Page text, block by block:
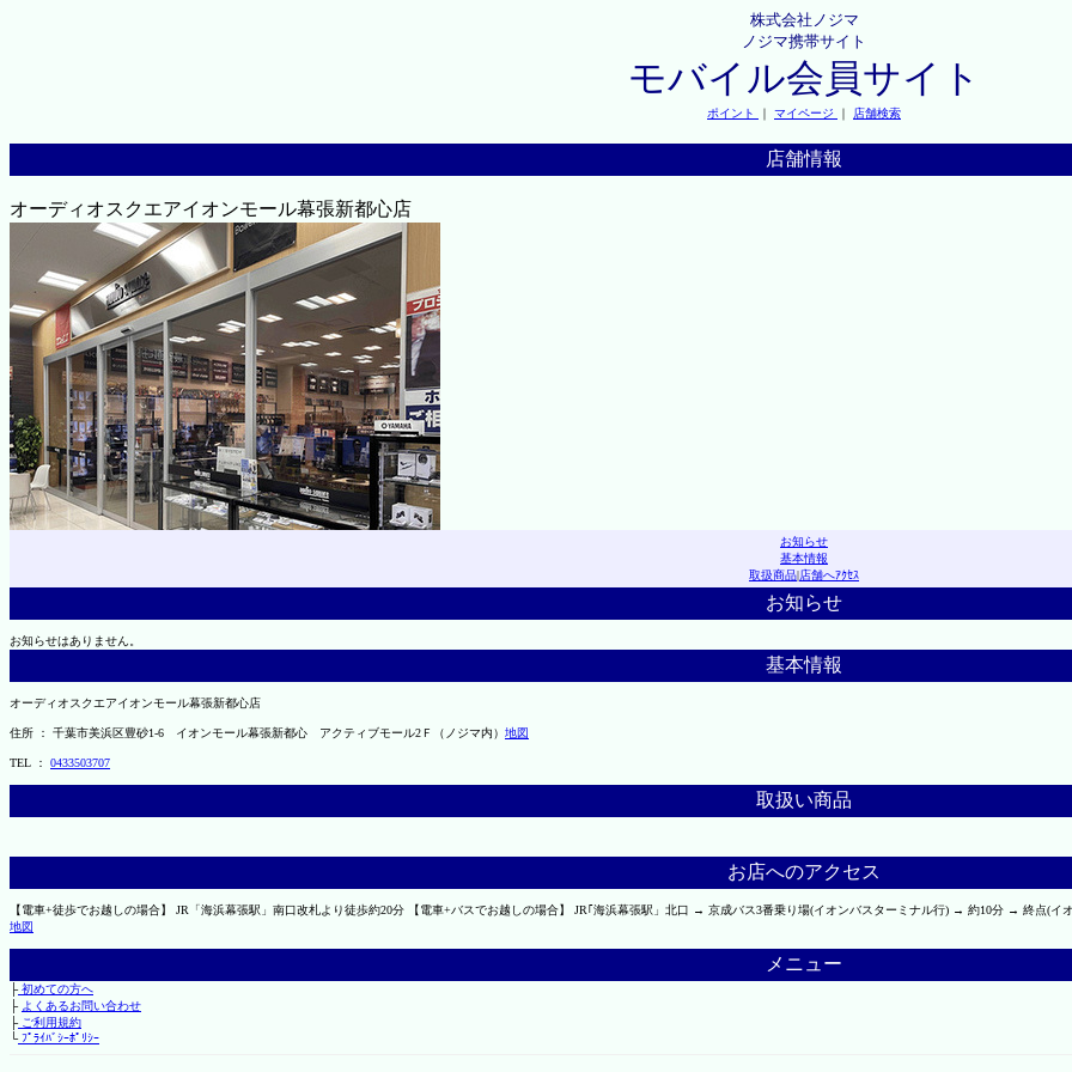
株式会社ノジマ
ノジマ携帯サイト
モバイル会員サイト
ポイント ｜ マイページ ｜ 店舗検索
店舗情報
オーディオスクエアイオンモール幕張新都心店
お知らせ
基本情報
取扱商品|店舗へｱｸｾｽ
お知らせ
お知らせはありません。
基本情報
オーディオスクエアイオンモール幕張新都心店
住所 ： 千葉市美浜区豊砂1-6 イオンモール幕張新都心 アクティブモール2Ｆ（ノジマ内） 地図
TEL ： 0433503707
取扱い商品
お店へのアクセス
【電車+徒歩でお越しの場合】 JR「海浜幕張駅」南口改札より徒歩約20分 【電車+バスでお越しの場合】 JR｢海浜幕張駅」北口 → 京成バス3番乗り場(イオンバスターミナル行) → 約10分 → 終点(イ
地図
メニュー
├初めての方へ
├ よくあるお問い合わせ
├ご利用規約
└ﾌﾟﾗｲﾊﾞｼｰﾎﾟﾘｼｰ